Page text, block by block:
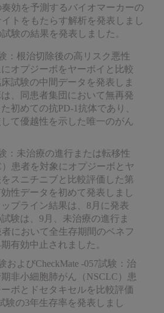
効を予測するバイオマーカーの
トをもたらす解析を発表しまし
験の結果を発表しました。
：根治切除後の高リスク悪性
オプジーボをヤーボイと比較
試験の中間データを発表しま
、同患者集団において無再発
初めての抗PD-1抗体であり、
て優越性を示した唯一のがん
：未治療の進行または転移性
患者を対象にオプジーボとヤ
スニチニブと比較評価した第
性データを初めて発表しまし
プライン結果は、8月に発表
験は、9月、未治療の進行ま
において全生存期間のベネフ
有効中止されました。
およびCheckMate -057試験：治
非小細胞肺がん（NSCLC）患
ボとドセタキセルを比較評価
験の3年生存率を発表しまし